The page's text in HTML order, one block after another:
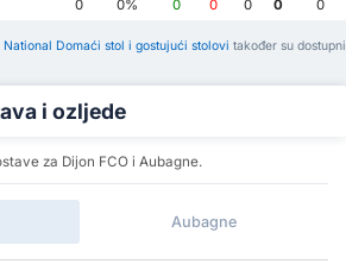
0 0% 0 0 0 0 0
National Domaći stol i gostujući stolovi također su dostupni
i ozljede
za Dijon FCO i Aubagne.
Aubagne